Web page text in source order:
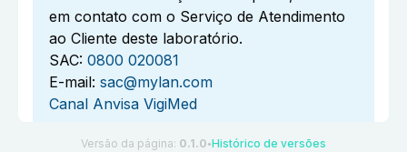
em contato com o Serviço de Atendimento
ao Cliente deste laboratório.
SAC: 0800 020081
E-mail: sac@mylan.com
Canal Anvisa VigiMed
Versão da página: 0.1.0 ●Histórico de versões